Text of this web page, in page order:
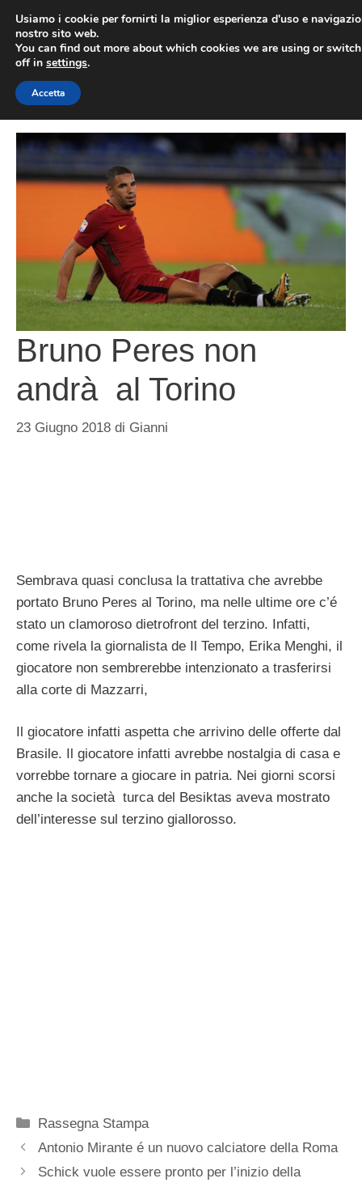
contenuto
Bruno Peres non
andrà al Torino
23 Giugno 2018 di Gianni
Sembrava quasi conclusa la trattativa che avrebbe
portato Bruno Peres al Torino, ma nelle ultime ore c’é
stato un clamoroso dietrofront del terzino. Infatti,
come rivela la giornalista de Il Tempo, Erika Menghi, il
giocatore non sembrerebbe intenzionato a trasferirsi
alla corte di Mazzarri,
Il giocatore infatti aspetta che arrivino delle offerte dal
Brasile. Il giocatore infatti avrebbe nostalgia di casa e
vorrebbe tornare a giocare in patria. Nei giorni scorsi
anche la società turca del Besiktas aveva mostrato
dell’interesse sul terzino giallorosso.
Categorie
Rassegna Stampa
Antonio Mirante é un nuovo calciatore della Roma
Schick vuole essere pronto per l’inizio della
Usiamo i cookie per fornirti la miglior esperienza d'uso e
nostro sito web.
You can find out more about which cookies we are using or
off in settings.
Accetta